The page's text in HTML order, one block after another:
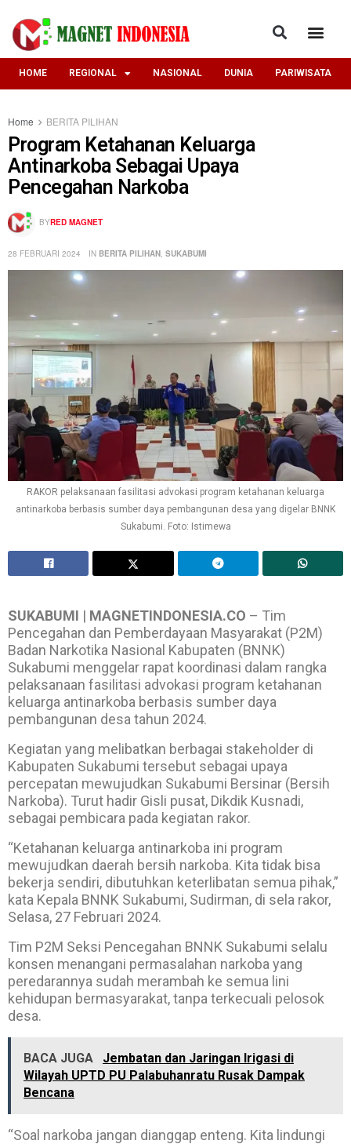
HOME REGIONAL NASIONAL DUNIA PARIWISATA
Home BERITA PILIHAN
Program Ketahanan Keluarga
Antinarkoba Sebagai Upaya
Pencegahan Narkoba
BYRED MAGNET
28 FEBRUARI 2024 IN BERITA PILIHAN SUKABUMI
RAKOR pelaksanaan fasilitasi advokasi program ketahanan keluarga
antinarkoba berbasis sumber daya pembangunan desa yang digelar BNNK
Sukabumi. Foto: Istimewa
SUKABUMI | MAGNETINDONESIA.CO – Tim
Pencegahan dan Pemberdayaan Masyarakat (P2M)
Badan Narkotika Nasional Kabupaten (BNNK)
Sukabumi menggelar rapat koordinasi dalam rangka
pelaksanaan fasilitasi advokasi program ketahanan
keluarga antinarkoba berbasis sumber daya
pembangunan desa tahun 2024.
Kegiatan yang melibatkan berbagai stakeholder di
Kabupaten Sukabumi tersebut sebagai upaya
percepatan mewujudkan Sukabumi Bersinar (Bersih
Narkoba). Turut hadir Gisli pusat, Dikdik Kusnadi,
sebagai pembicara pada kegiatan rakor.
“Ketahanan keluarga antinarkoba ini program
mewujudkan daerah bersih narkoba. Kita tidak bisa
bekerja sendiri, dibutuhkan keterlibatan semua pihak,”
kata Kepala BNNK Sukabumi, Sudirman, di sela rakor,
Selasa, 27 Februari 2024.
Tim P2M Seksi Pencegahan BNNK Sukabumi selalu
konsen menangani permasalahan narkoba yang
peredarannya sudah merambah ke semua lini
kehidupan bermasyarakat, tanpa terkecuali pelosok
desa.
BACA JUGA
Jembatan dan Jaringan Irigasi di
Wilayah UPTD PU Palabuhanratu Rusak Dampak
Bencana
“Soal narkoba jangan dianggap enteng. Kita lindungi